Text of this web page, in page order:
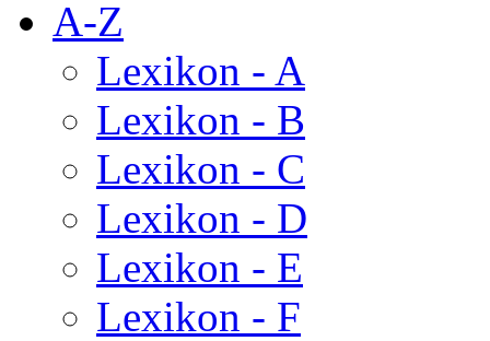
A-Z
Lexikon - A
Lexikon - B
Lexikon - C
Lexikon - D
Lexikon - E
Lexikon - F